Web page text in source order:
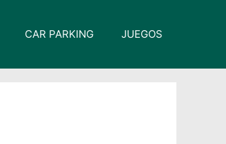
CAR PARKING JUEGOS